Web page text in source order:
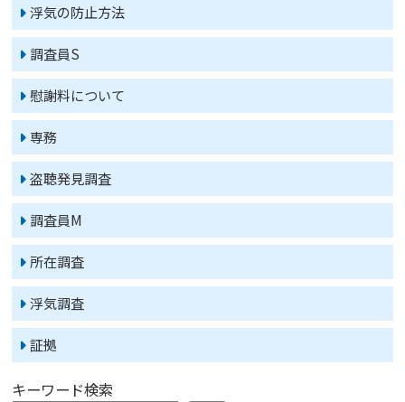
浮気の防止方法
調査員S
慰謝料について
専務
盗聴発見調査
調査員M
所在調査
浮気調査
証拠
キーワード検索